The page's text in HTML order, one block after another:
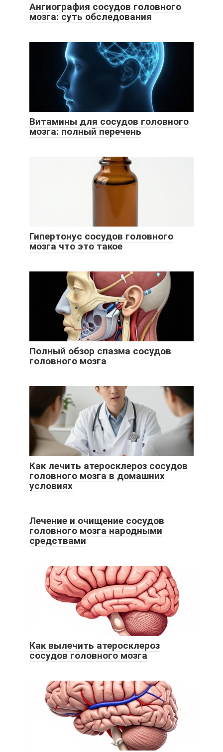
Ангиография сосудов головного
мозга: суть обследования
Витамины для сосудов головного
мозга: полный перечень
Гипертонус сосудов головного
мозга что это такое
Полный обзор спазма сосудов
головного мозга
Как лечить атеросклероз сосудов
головного мозга в домашних
условиях
Лечение и очищение сосудов
головного мозга народными
средствами
Как вылечить атеросклероз
сосудов головного мозга